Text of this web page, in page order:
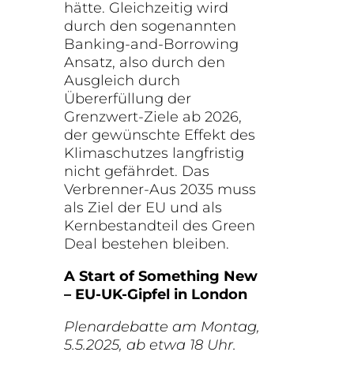
hätte. Gleichzeitig wird
durch den sogenannten
Banking-and-Borrowing
Ansatz, also durch den
Ausgleich durch
Übererfüllung der
Grenzwert-Ziele ab 2026,
der gewünschte Effekt des
Klimaschutzes langfristig
nicht gefährdet. Das
Verbrenner-Aus 2035 muss
als Ziel der EU und als
Kernbestandteil des Green
Deal bestehen bleiben.
A Start of Something New
– EU-UK-Gipfel in London
Plenardebatte am Montag,
5.5.2025, ab etwa 18 Uhr.